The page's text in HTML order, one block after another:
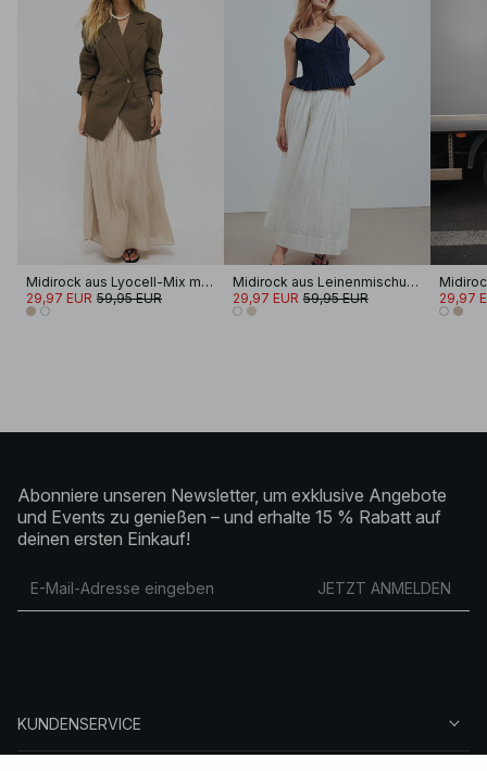
Midirock aus Lyocell-Mix mit Pintuck-Detail
29,97 EUR 59,95 EUR
Midirock aus Leinenmischung in Crinkle-Optik
29,97 EUR 59,95 EUR 29,97
Abonniere unseren Newsletter, um exklusive Angebote
und Events zu genießen – und erhalte 15 % Rabatt auf
deinen ersten Einkauf!
JETZT ANMELDEN
KUNDENSERVICE